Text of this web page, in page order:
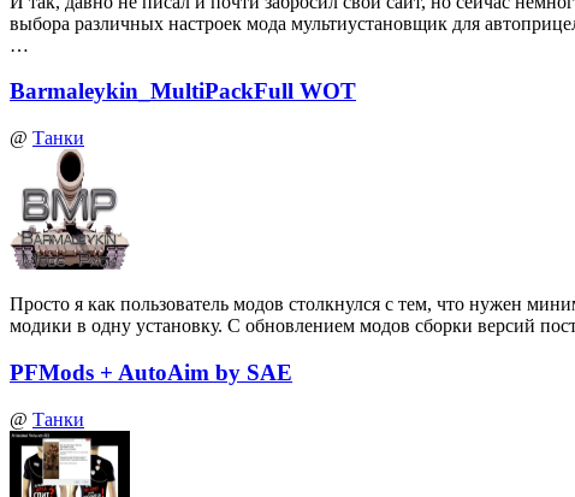
выбора различных настроек мода мультиустановщик для
…
Barmaleykin_MultiPackFull WOT
@ Танки
Просто я как пользователь модов столкнулся с тем, что нужен
модики в одну установку. С обновлением модов сборки версий
PFMods + AutoAim by SAE
@ Танки